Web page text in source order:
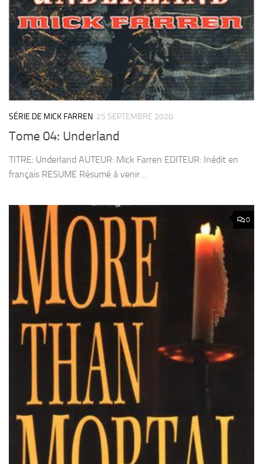
SÉRIE DE MICK FARREN 25 SEPTEMBRE 2020
Tome 04: Underland
TITRE: Underland AUTEUR: Mick Farren EDITEUR: Inédit en
français RESUME Résumé à venir…
0